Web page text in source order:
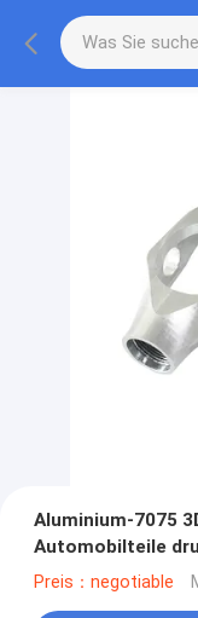
Aluminium-7075
Automobilteile
Preis：negotiable